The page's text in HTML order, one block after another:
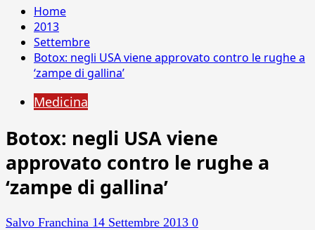
Home
2013
Settembre
Botox: negli USA viene approvato contro le rughe a
‘zampe di gallina’
Medicina
Botox: negli USA viene
approvato contro le rughe a
‘zampe di gallina’
Salvo Franchina 14 Settembre 2013 0